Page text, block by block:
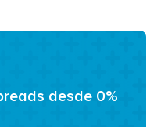
desde 0%